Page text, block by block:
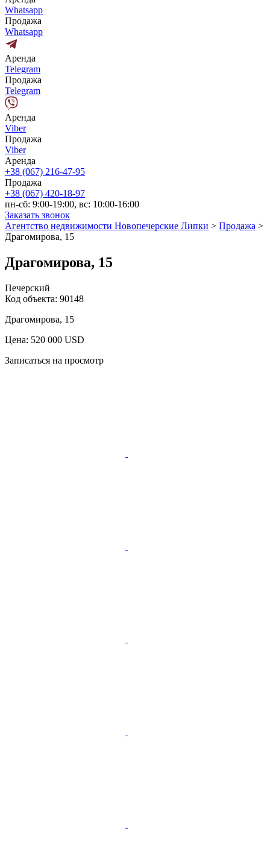
Whatsapp
Продажа
Whatsapp
Аренда
Telegram
Продажа
Telegram
Аренда
Viber
Продажа
Viber
Аренда
+38 (067) 216-47-95
Продажа
+38 (067) 420-18-97
пн-сб: 9:00-19:00, вс: 10:00-16:00
Заказать звонок
Агентство недвижимости Новопечерские Липки > Продажа >
Драгомирова, 15
Драгомирова, 15
Печерский
Код объекта: 90148
Драгомирова, 15
Цена: 520 000 USD
Записаться на просмотр